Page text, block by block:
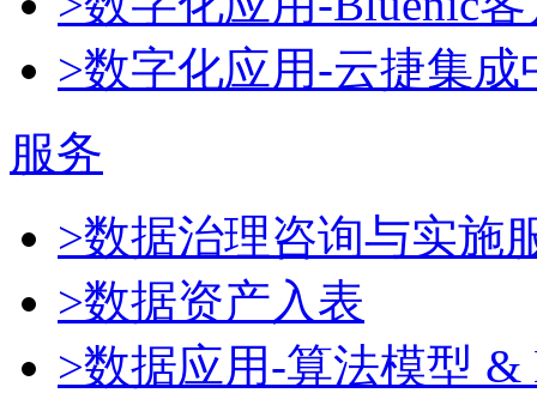
>数字化应用-云捷集成
服务
>数据治理咨询与实施
>数据资产入表
>数据应用-算法模型 &